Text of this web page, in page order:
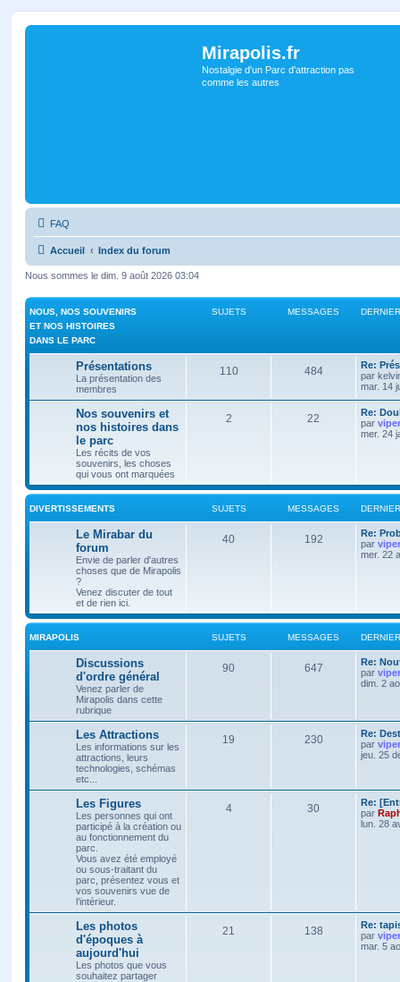
Mirapolis.fr
Nostalgie d'un Parc d'attraction pas
comme les autres
FAQ
Accueil Index du forum
Nous sommes le dim. 9 août 2026 03:04
NOUS, NOS SOUVENIRS
ET NOS HISTOIRES
DANS LE PARC
SUJETS MESSAGES
Présentations
La présentation des
membres
110 484
Re:
par
mar. 14
Nos souvenirs et
nos histoires dans
le parc
Les récits de vos
souvenirs, les choses
qui vous ont marquées
2 22
Re:
par
mer. 24
DIVERTISSEMENTS SUJETS MESSAGES
Le Mirabar du
forum
Envie de parler d'autres
choses que de Mirapolis
?
Venez discuter de tout
et de rien ici.
40 192
Re:
par
mer. 22
MIRAPOLIS SUJETS MESSAGES
Discussions
d'ordre général
Venez parler de
Mirapolis dans cette
rubrique
90 647
Re:
par
dim. 2
Les Attractions
Les informations sur les
attractions, leurs
technologies, schémas
etc...
19 230
Re:
par
jeu. 25
Les Figures
Les personnes qui ont
participé à la création ou
au fonctionnement du
parc.
Vous avez été employé
ou sous-traitant du
parc, présentez vous et
vos souvenirs vue de
l’intérieur.
4 30
Re:
par
lun. 28
Les photos
d'époques à
aujourd'hui
Les photos que vous
souhaitez partager
21 138
Re:
par
mar. 5